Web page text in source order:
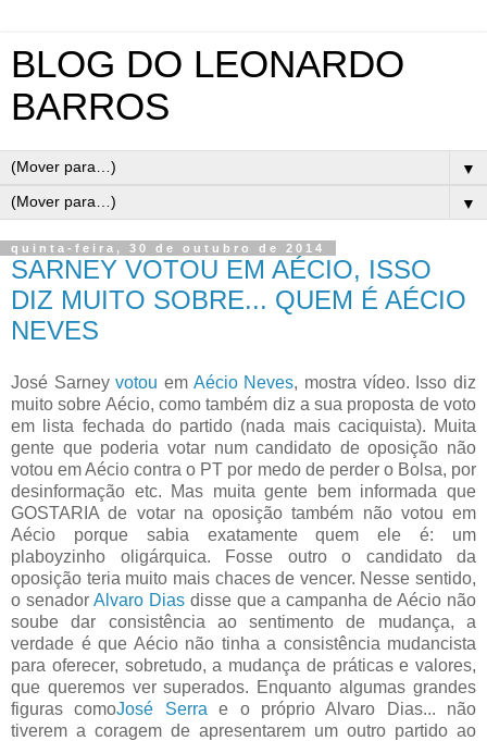
BLOG DO LEONARDO
BARROS
▼
▼
quinta-feira, 30 de outubro de 2014
SARNEY VOTOU EM AÉCIO, ISSO
DIZ MUITO SOBRE... QUEM É AÉCIO
NEVES
José Sarneyvotou em Aécio Neves, mostra vídeo. Isso diz
muito sobre Aécio, como também diz a sua proposta de voto
em lista fechada do partido (nada mais caciquista). Muita
gente que poderia votar num candidato de oposição não
votou em Aécio contra o PT por medo de perder o Bolsa, por
desinformação etc. Mas muita gente bem informada que
GOSTARIA de votar na oposição também não votou em
Aécio porque sabia exatamente quem ele é: um
plaboyzinho oligárquica. Fosse outro o candidato da
oposição teria muito mais chaces de vencer. Nesse sentido,
o senador Alvaro Diasdisse que a campanha de Aécio não
soube dar consistência ao sentimento de mudança, a
verdade é que Aécio não tinha a consistência mudancista
para oferecer, sobretudo, a mudança de práticas e valores,
que queremos ver superados. Enquanto algumas grandes
figuras comoJosé Serra e o próprio Alvaro Dias... não
tiverem a coragem de apresentarem um outro partido ao